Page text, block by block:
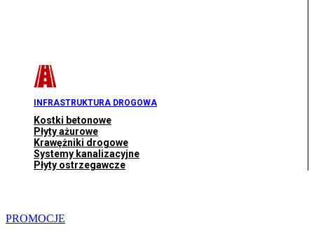
INFRASTRUKTURA DROGOWA
Kostki betonowe
Płyty ażurowe
Krawężniki drogowe
Systemy kanalizacyjne
Płyty ostrzegawcze
PROMOCJE